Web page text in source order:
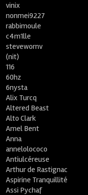
vinix
nonmei9227
rabbimoule
c4m1lle
stevewornv
(nit)
116
60hz
6nysta
Alix Turcq
Altered Beast
Alto Clark
Amel Bent
Anna
annelolococo
Antiulcéreuse
Arthur de Rastignac
Aspirine Tranquillité
Assi Pychaf